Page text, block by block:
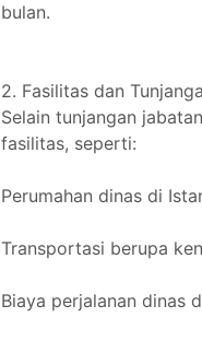
bulan.
2. Fasilitas dan
Selain tunjangan
fasilitas, seperti:
Perumahan dinas di
Transportasi berupa
Biaya perjalanan dinas